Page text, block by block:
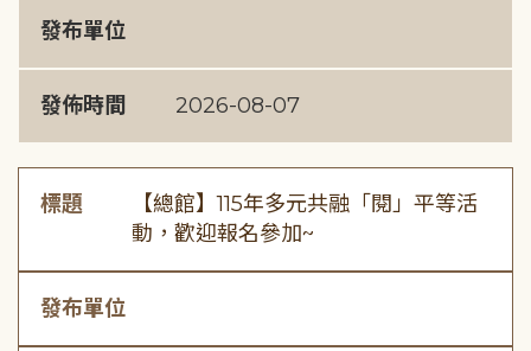
發布單位
發佈時間 2026-08-07
標題
【總館】115年多元共融「閱」平等活
動，歡迎報名參加~
發布單位